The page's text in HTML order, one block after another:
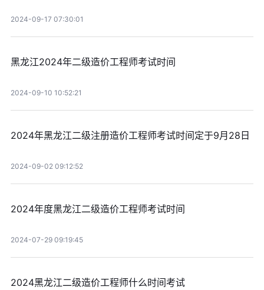
2024-09-17 07:30:01
黑龙江2024年二级造价工程师考试时间
2024-09-10 10:52:21
2024年黑龙江二级注册造价工程师考试时间定于9月28日
2024-09-02 09:12:52
2024年度黑龙江二级造价工程师考试时间
2024-07-29 09:19:45
2024黑龙江二级造价工程师什么时间考试